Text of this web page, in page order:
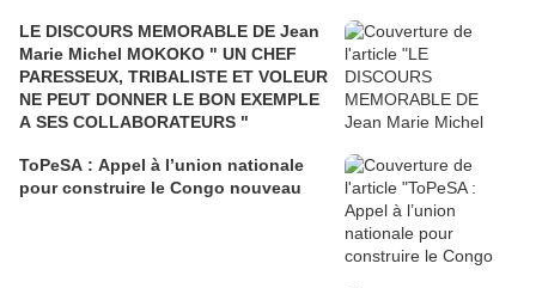
LE DISCOURS MEMORABLE DE Jean
Marie Michel MOKOKO " UN CHEF
PARESSEUX, TRIBALISTE ET VOLEUR
NE PEUT DONNER LE BON EXEMPLE
A SES COLLABORATEURS "
ToPeSA : Appel à l’union nationale
pour construire le Congo nouveau